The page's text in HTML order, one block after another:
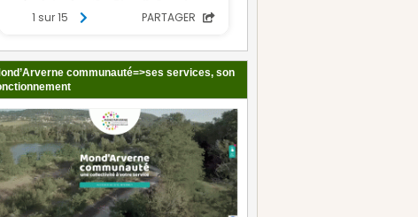
communauté=>ses services, son